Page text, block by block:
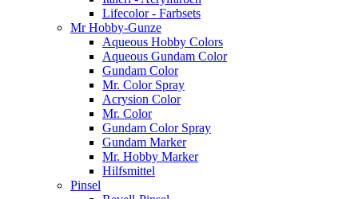
Lifecolor - Farbsets
Mr Hobby-Gunze
Aqueous Hobby Colors
Aqueous Gundam Color
Gundam Color
Mr. Color Spray
Acrysion Color
Mr. Color
Gundam Color Spray
Gundam Marker
Mr. Hobby Marker
Hilfsmittel
Pinsel